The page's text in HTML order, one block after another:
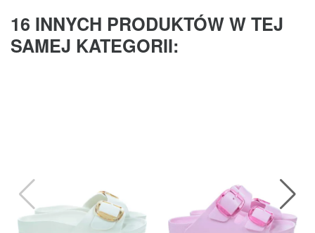
16 INNYCH PRODUKTÓW W TEJ
SAMEJ KATEGORII: